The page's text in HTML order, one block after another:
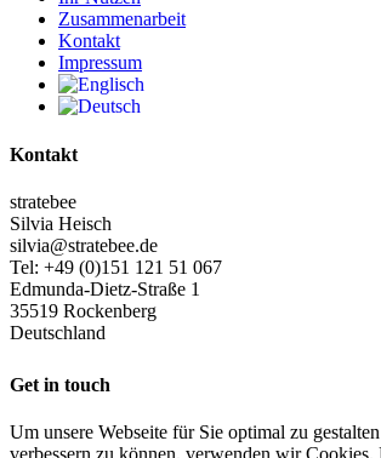
Zusammenarbeit
Kontakt
Impressum
Kontakt
stratebee
Silvia Heisch
silvia@stratebee.de
Tel: +49 (0)151 121 51 067
Edmunda-Dietz-Straße 1
35519 Rockenberg
Deutschland
Get in touch
Um unsere Webseite für Sie optimal zu
verbessern zu können, verwenden wir